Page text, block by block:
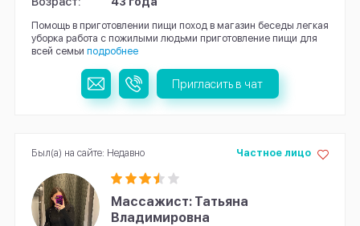
Помощь в приготовлении пищи поход в магазин беседы легкая
уборка работа с пожилыми людьми приготовление пищи для
всей семьи подробнее
Пригласить в чат
Массажист: Татьяна
Владимировна
Частное лицо
Был(а) на сайте: Недавно